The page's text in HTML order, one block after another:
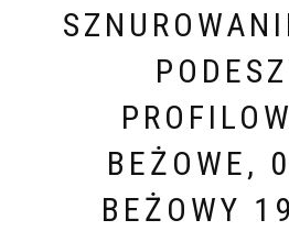
BEŻOWE,
BEŻOWY